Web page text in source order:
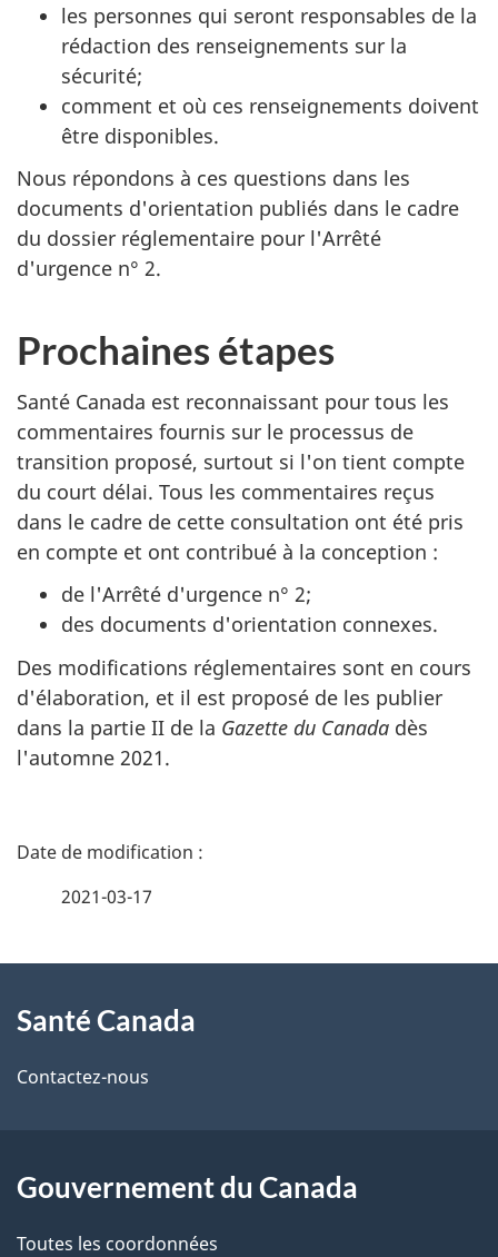
les personnes qui seront responsables de la
rédaction des renseignements sur la
sécurité;
comment et où ces renseignements doivent
être disponibles.
Nous répondons à ces questions dans les
documents d'orientation publiés dans le cadre
du dossier réglementaire pour l'Arrêté
d'urgence n° 2.
Prochaines étapes
Santé Canada est reconnaissant pour tous les
commentaires fournis sur le processus de
transition proposé, surtout si l'on tient compte
du court délai. Tous les commentaires reçus
dans le cadre de cette consultation ont été pris
en compte et ont contribué à la conception :
de l'Arrêté d'urgence n° 2;
des documents d'orientation connexes.
Des modifications réglementaires sont en cours
d'élaboration, et il est proposé de les publier
dans la partie II de la Gazette du Canada dès
l'automne 2021.
D
i
l
d
e
2021-03-17
propos
de
site
Santé Canada
Contactez-nous
Gouvernement du Canada
Toutes les coordonnées